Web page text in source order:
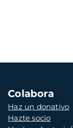
Colabora
Haz un donativo
Hazte socio